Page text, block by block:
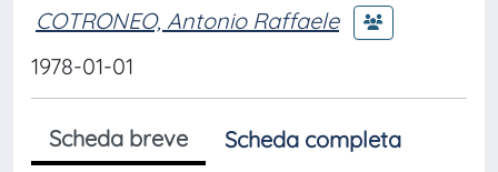
COTRONEO, Antonio Raffaele
1978-01-01
Scheda breve
Scheda completa